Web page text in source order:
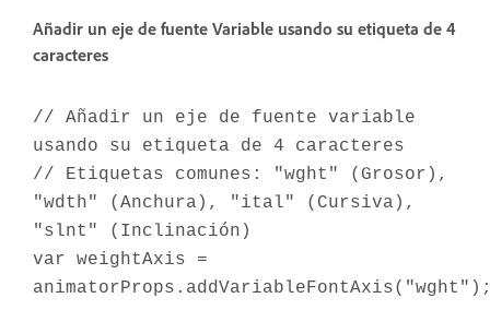
Añadir un eje de fuente Variable usando su etiqueta de 4
caracteres
// Añadir un eje de fuente variable
usando su etiqueta de 4 caracteres
// Etiquetas comunes: "wght" (Grosor),
"wdth" (Anchura), "ital" (Cursiva),
"slnt" (Inclinación)
var weightAxis =